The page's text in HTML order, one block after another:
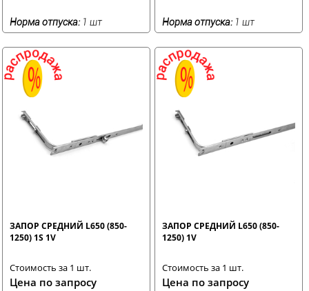
Норма отпуска: 1 шт Норма отпуска: 1 шт
ЗАПОР СРЕДНИЙ L650 (850-
1250) 1S 1V
Стоимость за 1 шт.
Цена по запросу
ЗАПОР СРЕДНИЙ L650 (850-
1250) 1V
Стоимость за 1 шт.
Цена по запросу